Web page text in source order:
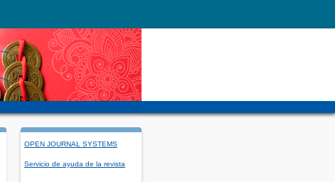
OPEN JOURNAL SYSTEMS
Servicio de ayuda de la revista